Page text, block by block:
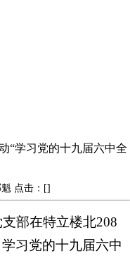
“学习党的十九届六中全
点击：[]
部在特立楼北208
习党的十九届六中